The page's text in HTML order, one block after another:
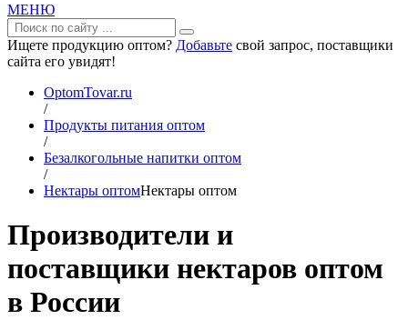
МЕНЮ
Ищете продукцию оптом? Добавьте свой запрос, поставщики
сайта его увидят!
OptomTovar.ru
/
Продукты питания оптом
/
Безалкогольные напитки оптом
/
Нектары оптомНектары оптом
Производители и
поставщики нектаров оптом
в России